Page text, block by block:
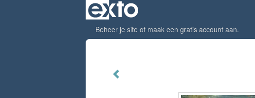
Beheer je site of maak een gratis account aan.